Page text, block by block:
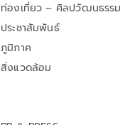
ท่องเที่ยว – ศิลปวัฒนธรรม
ประชาสัมพันธ์
ภูมิภาค
สิ่งแวดล้อม